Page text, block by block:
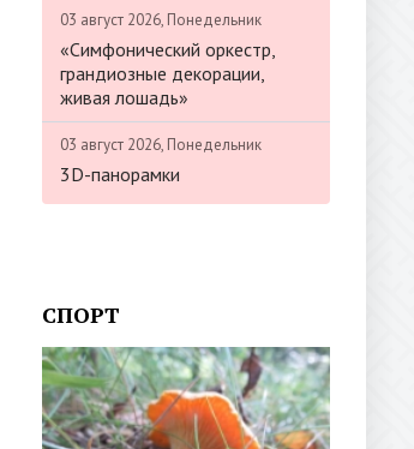
03 август 2026, Понедельник
«Симфонический оркестр,
грандиозные декорации,
живая лошадь»
03 август 2026, Понедельник
3D-панорамки
СПОРТ